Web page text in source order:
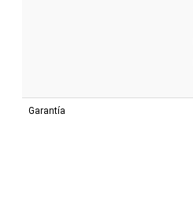
Garantía